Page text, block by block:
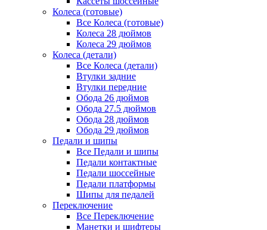
Колеса (готовые)
Все Колеса (готовые)
Колеса 28 дюймов
Колеса 29 дюймов
Колеса (детали)
Все Колеса (детали)
Втулки задние
Втулки передние
Обода 26 дюймов
Обода 27.5 дюймов
Обода 28 дюймов
Обода 29 дюймов
Педали и шипы
Все Педали и шипы
Педали контактные
Педали шоссейные
Педали платформы
Шипы для педалей
Переключение
Все Переключение
Манетки и шифтеры